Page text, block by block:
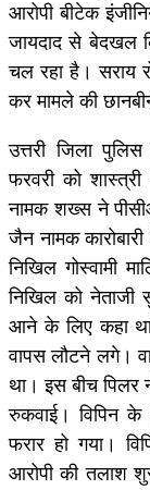
आरोपी बीटेक
जायदाद से बेदखल
चल रहा है। सराय
कर मामले की
उत्तरी जिला
फरवरी को
नामक शख्स ने
जैन नामक
निखिल गोस्वामी
निखिल को
आने के लिए कहा
वापस लौटने लगे।
था। इस बीच पिलर
रुकवाई। विपिन
फरार हो गया।
आरोपी की तलाश